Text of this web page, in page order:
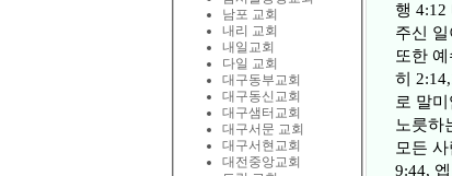
남포 교회
내리 교회
내일교회
다일 교회
대구동부교회
대구동신교회
대구샘터교회
대구서문 교회
대구서현교회
대전중앙교회
행
주신
또한
히
로 말
노릇하
모든
9:44,